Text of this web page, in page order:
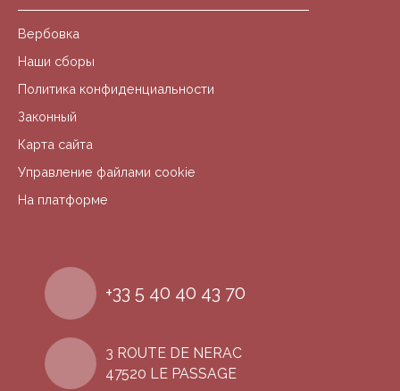
Вербовка
Наши сборы
Политика конфиденциальности
Законный
Карта сайта
Управление файлами cookie
На платформе
+33 5 40 40 43 70
3 ROUTE DE NERAC
47520 LE PASSAGE